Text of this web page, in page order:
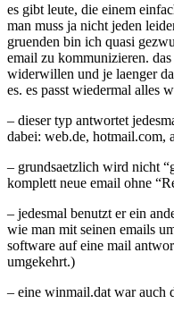
es gibt leute, die einem
man muss ja nicht jeden
gruenden bin ich quasi
email zu kommunizieren.
widerwillen und je laenger
es. es passt wiedermal alles
– dieser typ antwortet
dabei: web.de, hotmail.com,
– grundsaetzlich wird nicht
komplett neue email ohne
– jedesmal benutzt er ein
wie man mit seinen emails
software auf eine mail
umgekehrt.)
– eine winmail.dat war auch